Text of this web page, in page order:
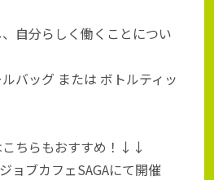
自分らしく働くことについ
バッグ または ボトルティッ
ちらもおすすめ！↓↓
ョブカフェSAGAにて開催